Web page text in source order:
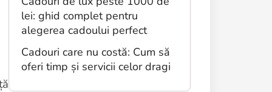
lei: ghid complet pentru
alegerea cadoului perfect
Cadouri care nu costă: Cum să
oferi timp și servicii celor dragi